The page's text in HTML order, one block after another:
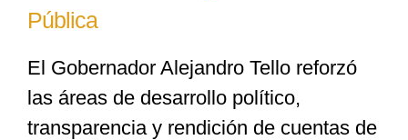
Especiales
Pública
El Gobernador Alejandro Tello reforzó
las áreas de desarrollo político,
transparencia y rendición de cuentas de